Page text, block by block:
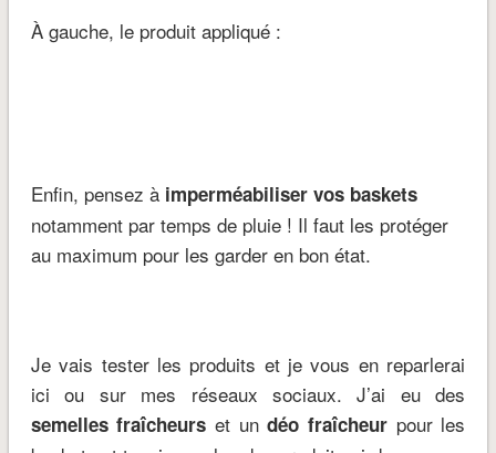
À gauche, le produit appliqué :
Enfin, pensez à imperméabiliser vos baskets
notamment par temps de pluie ! Il faut les protéger
au maximum pour les garder en bon état.
Je vais tester les produits et je vous en reparlerai
ici ou sur mes réseaux sociaux. J’ai eu des
semelles fraîcheurs et undéo fraîcheurpour les